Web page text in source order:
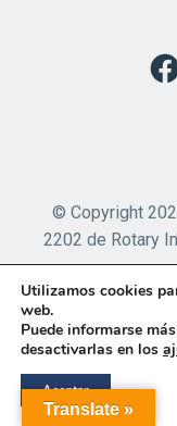
© Copyright
2202 de Rotary
Translate »
Utilizamos cookies
web.
Puede informarse
desactivarlas en los
Aceptar